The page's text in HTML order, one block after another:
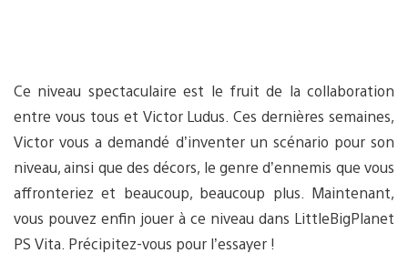
Ce niveau spectaculaire est le fruit de la collaboration
entre vous tous et Victor Ludus. Ces dernières semaines,
Victor vous a demandé d’inventer un scénario pour son
niveau, ainsi que des décors, le genre d’ennemis que vous
affronteriez et beaucoup, beaucoup plus. Maintenant,
vous pouvez enfin jouer à ce niveau dans LittleBigPlanet
PS Vita. Précipitez-vous pour l’essayer !